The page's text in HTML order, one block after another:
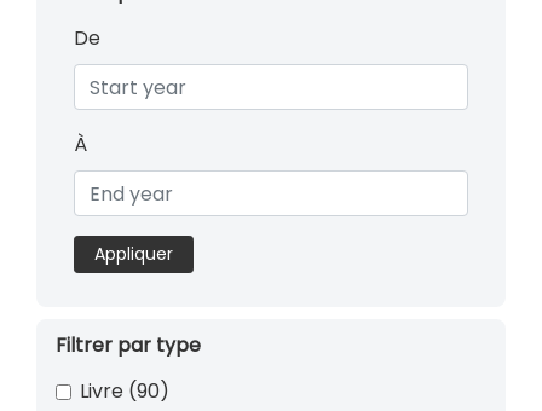
De
À
Appliquer
Filtrer par type
Livre (90)